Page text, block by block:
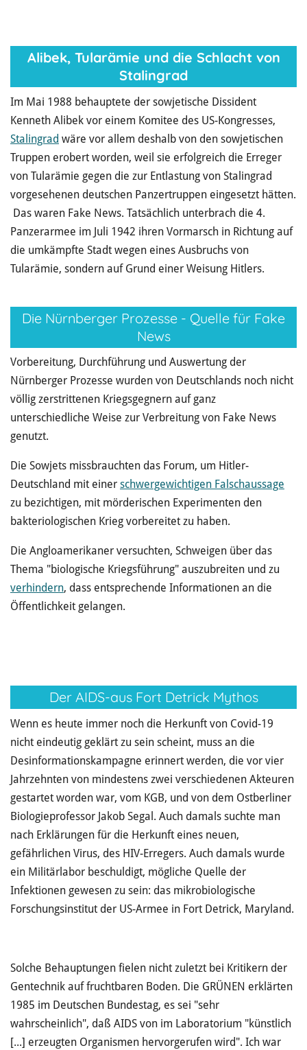
Alibek, Tularämie und die Schlacht von
Stalingrad
Im Mai 1988 behauptete der sowjetische Dissident
Kenneth Alibek vor einem Komitee des US-Kongresses,
Stalingrad wäre vor allem deshalb von den sowjetischen
Truppen erobert worden, weil sie erfolgreich die Erreger
von Tularämie gegen die zur Entlastung von Stalingrad
vorgesehenen deutschen Panzertruppen eingesetzt hätten.
Das waren Fake News. Tatsächlich unterbrach die 4.
Panzerarmee im Juli 1942 ihren Vormarsch in Richtung auf
die umkämpfte Stadt wegen eines Ausbruchs von
Tularämie, sondern auf Grund einer Weisung Hitlers.
Die Nürnberger Prozesse - Quelle für Fake
News
Vorbereitung, Durchführung und Auswertung der
Nürnberger Prozesse wurden von Deutschlands noch nicht
völlig zerstrittenen Kriegsgegnern auf ganz
unterschiedliche Weise zur Verbreitung von Fake News
genutzt.
Die Sowjets missbrauchten das Forum, um Hitler-
Deutschland mit einer schwergewichtigen Falschaussage
zu bezichtigen, mit mörderischen Experimenten den
bakteriologischen Krieg vorbereitet zu haben.
Die Angloamerikaner versuchten, Schweigen über das
Thema "biologische Kriegsführung" auszubreiten und zu
verhindern, dass entsprechende Informationen an die
Öffentlichkeit gelangen.
Der AIDS-aus Fort Detrick Mythos
Wenn es heute immer noch die Herkunft von Covid-19
nicht eindeutig geklärt zu sein scheint, muss an die
Desinformationskampagne erinnert werden, die vor vier
Jahrzehnten von mindestens zwei verschiedenen Akteuren
gestartet worden war, vom KGB, und von dem Ostberliner
Biologieprofessor Jakob Segal. Auch damals suchte man
nach Erklärungen für die Herkunft eines neuen,
gefährlichen Virus, des HIV-Erregers. Auch damals wurde
ein Militärlabor beschuldigt, mögliche Quelle der
Infektionen gewesen zu sein: das mikrobiologische
Forschungsinstitut der US-Armee in Fort Detrick, Maryland.
Solche Behauptungen fielen nicht zuletzt bei Kritikern der
Gentechnik auf fruchtbaren Boden. Die GRÜNEN erklärten
1985 im Deutschen Bundestag, es sei "sehr
wahrscheinlich", daß AIDS von im Laboratorium "künstlich
[...] erzeugten Organismen hervorgerufen wird". Ich war